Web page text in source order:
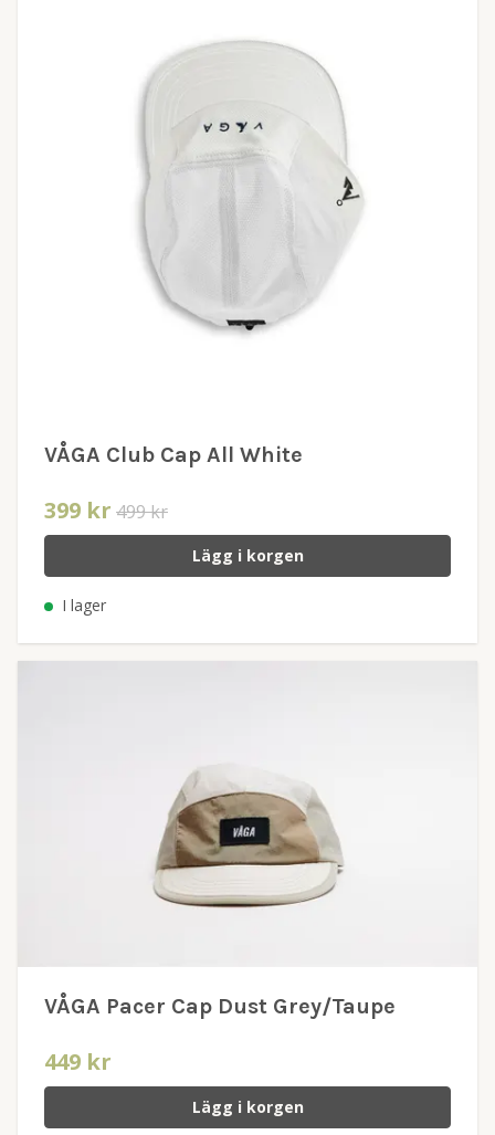
VÅGA Club Cap All White
399 kr 499 kr
Lägg i korgen
I lager
VÅGA Pacer Cap Dust Grey/Taupe
449 kr
Lägg i korgen